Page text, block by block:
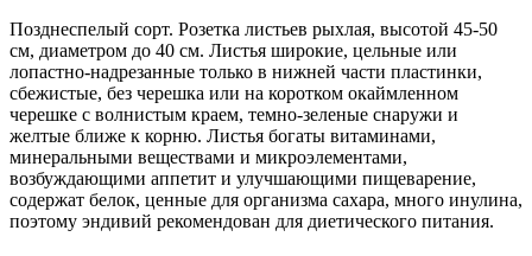
Позднеспелый сорт. Розетка листьев рыхлая, высотой 45-50
см, диаметром до 40 см. Листья широкие, цельные или
лопастно-надрезанные только в нижней части пластинки,
сбежистые, без черешка или на коротком окаймленном
черешке с волнистым краем, темно-зеленые снаружи и
желтые ближе к корню. Листья богаты витаминами,
минеральными веществами и микроэлементами,
возбуждающими аппетит и улучшающими пищеварение,
содержат белок, ценные для организма сахара, много инулина,
поэтому эндивий рекомендован для диетического питания.